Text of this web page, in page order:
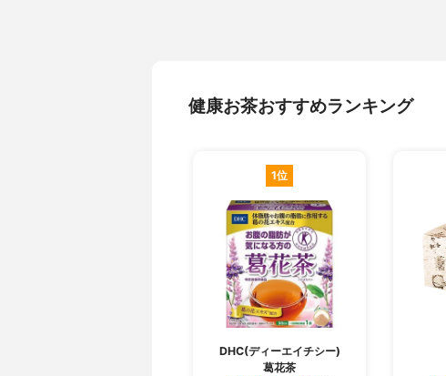
健康お茶おすすめランキング
1位
DHC(ディーエイチシー)
葛花茶